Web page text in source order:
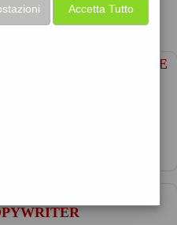
RESPONSABILE
Accetta Tutto